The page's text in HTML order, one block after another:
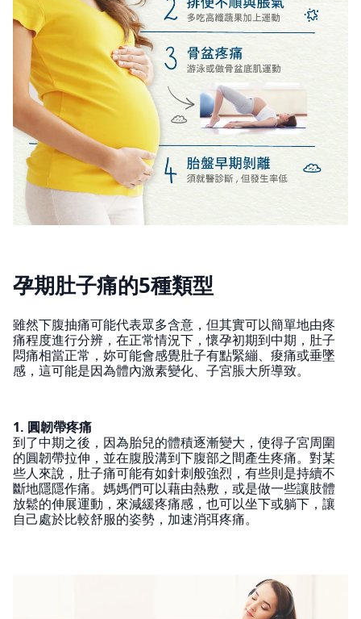
孕期肚子痛的5種類型
雖然下腹抽痛可能代表眾多含意，但其實可以簡單地由疼
痛程度進行分辨，在正常情況下，懷孕初期到中期，肚子
悶痛相當正常，妳可能會感覺肚子有點緊繃、痠痛或垂墜
感，這可能是因為體內激素變化、子宮脹大所導致。
1. 圓韌帶疼痛
到了中期之後，因為胎兒的體積逐漸變大，使得子宮周圍
的圓韌帶拉伸，並在腹股溝到下腹部之間產生疼痛。對某
些人來說，肚子痛可能有如針刺般強烈，有些則是持續不
斷地隱隱作痛。媽媽們可以藉由熱敷，或是做一些讓肢體
放鬆的伸展運動，來減緩疼痛感，也可以坐下或躺下，讓
自己處於比較舒服的姿勢，加速消弭疼痛。